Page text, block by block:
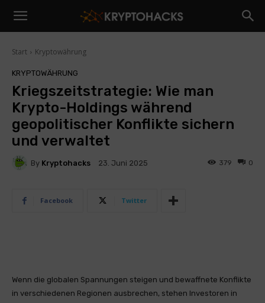
Start Kryptowährung
KRYPTOWÄHRUNG
Kriegszeitstrategie: Wie man
Krypto-Holdings während
geopolitischer Konflikte sichern
und verwaltet
By Kryptohacks 23. Juni 2025 0
379
Facebook Twitter
Wenn die globalen Spannungen steigen und bewaffnete Konflikte
in verschiedenen Regionen ausbrechen, stehen Investoren in